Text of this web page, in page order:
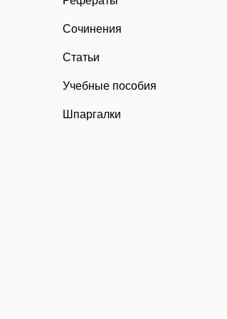
Сочинения
Статьи
Учебные пособия
Шпаргалки